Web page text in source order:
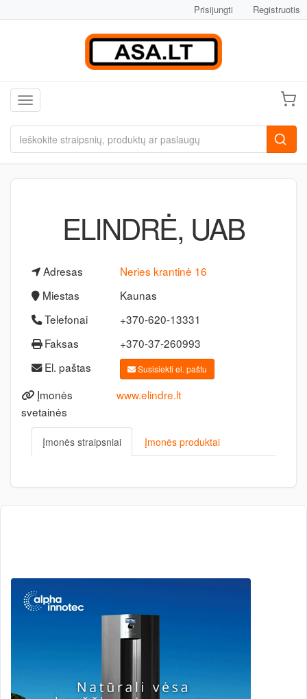
Prisijungti Registruotis
Toggle navigation
ELINDRĖ, UAB
Adresas
Neries krantinė 16
Miestas
Kaunas
Telefonai
+370-620-13331
Faksas
+370-37-260993
El. paštas
Susisiekti el. paštu
Įmonės
svetainės
www.elindre.lt
Įmonės straipsniai Įmonės produktai